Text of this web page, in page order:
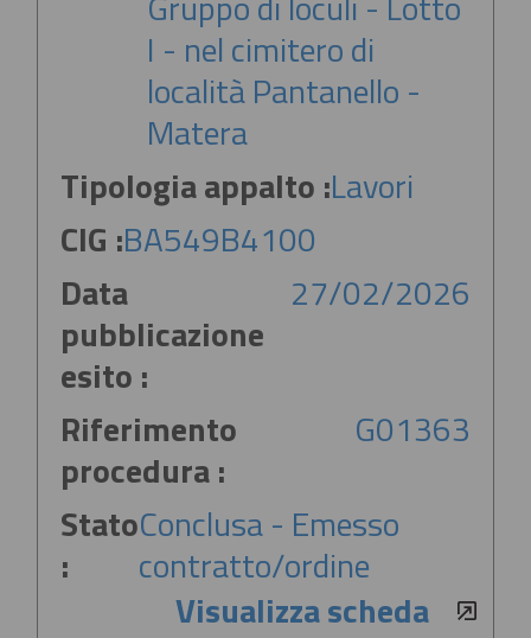
I - nel cimitero di
località Pantanello -
Matera
Tipologia appalto :Lavori
CIG :BA549B4100
Data
pubblicazione
esito :
27/02/2026
Riferimento
procedura :
G01363
Stato
:
Conclusa - Emesso
contratto/ordine
Visualizza scheda